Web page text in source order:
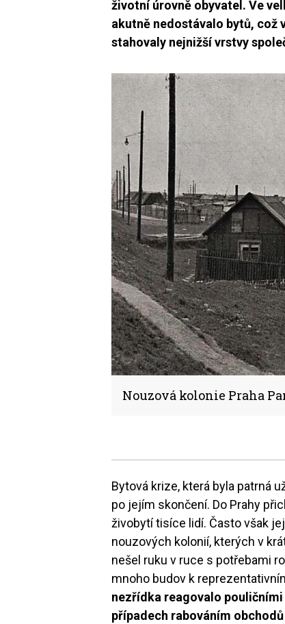
životní úrovně obyvatel. Ve
akutně nedostávalo bytů, což
stahovaly nejnižší vrstvy
Nouzová kolonie Praha
Bytová krize, která byla patrná
po jejím skončení. Do Prahy
živobytí tisíce lidí. Často však
nouzových kolonií, kterých v
nešel ruku v ruce s potřebami
mnoho budov k
nezřídka reagovalo
případech rabováním